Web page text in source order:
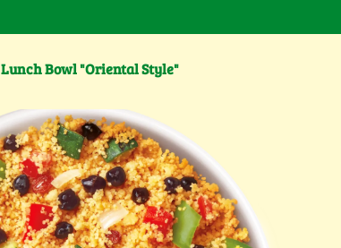
Lunch Bowl "Oriental Style"